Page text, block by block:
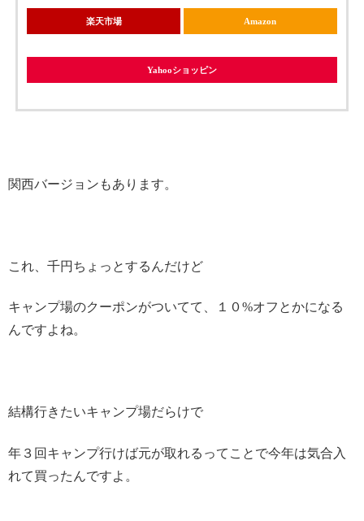
楽天市場 Amazon
Yahooショッピン
関西バージョンもあります。
これ、千円ちょっとするんだけど
キャンプ場のクーポンがついてて、１０%オフとかになる
んですよね。
結構行きたいキャンプ場だらけで
年３回キャンプ行けば元が取れるってことで今年は気合入
れて買ったんですよ。